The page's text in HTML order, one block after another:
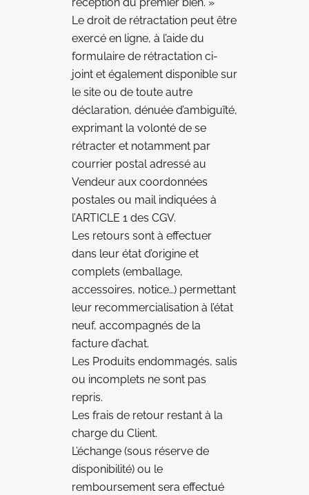
Le droit de rétractation peut être
exercé en ligne, à l’aide du
formulaire de rétractation ci-
joint et également disponible sur
le site ou de toute autre
déclaration, dénuée d’ambiguïté,
exprimant la volonté de se
rétracter et notamment par
courrier postal adressé au
Vendeur aux coordonnées
postales ou mail indiquées à
l’ARTICLE 1 des CGV.
Les retours sont à effectuer
dans leur état d’origine et
complets (emballage,
accessoires, notice…) permettant
leur recommercialisation à l’état
neuf, accompagnés de la
facture d’achat.
Les Produits endommagés, salis
ou incomplets ne sont pas
repris.
Les frais de retour restant à la
charge du Client.
L’échange (sous réserve de
disponibilité) ou le
remboursement sera effectué